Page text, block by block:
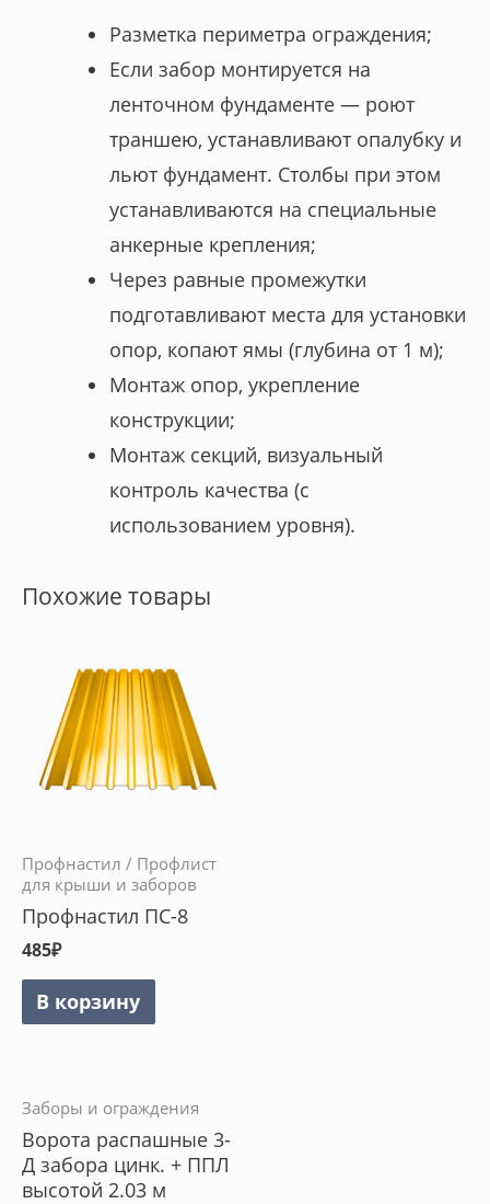
Разметка периметра ограждения;
Если забор монтируется на
ленточном фундаменте — роют
траншею, устанавливают опалубку и
льют фундамент. Столбы при этом
устанавливаются на специальные
анкерные крепления;
Через равные промежутки
подготавливают места для установки
опор, копают ямы (глубина от 1 м);
Монтаж опор, укрепление
конструкции;
Монтаж секций, визуальный
контроль качества (с
использованием уровня).
Похожие товары
Профнастил / Профлист
для крыши и заборов
Профнастил ПС-8
485₽
В корзину
Заборы и ограждения
Ворота распашные 3-
Д забора цинк. + ППЛ
высотой 2.03 м